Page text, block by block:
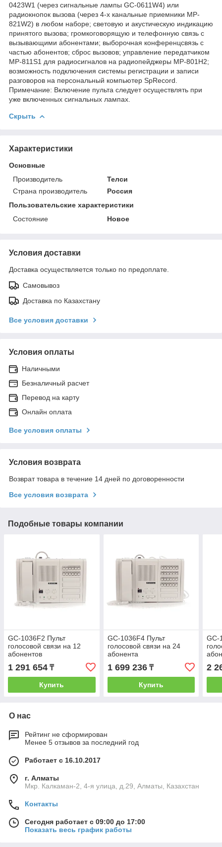
0423W1 (через сигнальные лампы GC-0611W4) или
радиокнопок вызова (через 4-х канальные приемники MP-
821W2) в любом наборе; световую и акустическую индикацию
принятого вызова; громкоговорящую и телефонную связь с
вызывающими абонентами; выборочная конференцсвязь с
частью абонентов; сброс вызовов; управление передатчиком
MP-811S1 для радиосигналов на радиопейджеры MP-801H2;
возможность подключения системы регистрации и записи
разговоров на персональный компьютер SpRecord.
Примечание: Включение пульта следует осуществлять при
уже включенных сигнальных лампах.
Скрыть
Характеристики
Основные
Производитель
Телси
Страна производитель
Россия
Пользовательские характеристики
Состояние
Новое
Условия доставки
Доставка осуществляется только по предоплате.
Самовывоз
Доставка по Казахстану
Все условия доставки
Условия оплаты
Наличными
Безналичный расчет
Перевод на карту
Онлайн оплата
Все условия оплаты
Условия возврата
Возврат товара в течение 14 дней по договоренности
Все условия возврата
Подобные товары компании
GC-1036F2 Пульт
голосовой связи на 12
абонентов
1 291 654 ₸
Купить
GC-1036F4 Пульт
голосовой связи на 24
абонента
1 699 236₸
Купить
GC-
2
О нас
Рейтинг не сформирован
Менее 5 отзывов за последний год
Работает с 16.10.2017
г. Алматы
Мкр. Калкаман-2, 4-я улица, д.29, Алматы, Казахстан
Контакты
Сегодня работает с 09:00 до 17:00
Показать весь график работы